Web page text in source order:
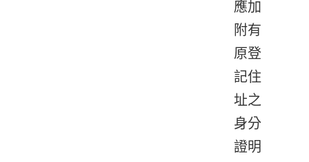
應加
附有
原登
記住
址之
身分
證明